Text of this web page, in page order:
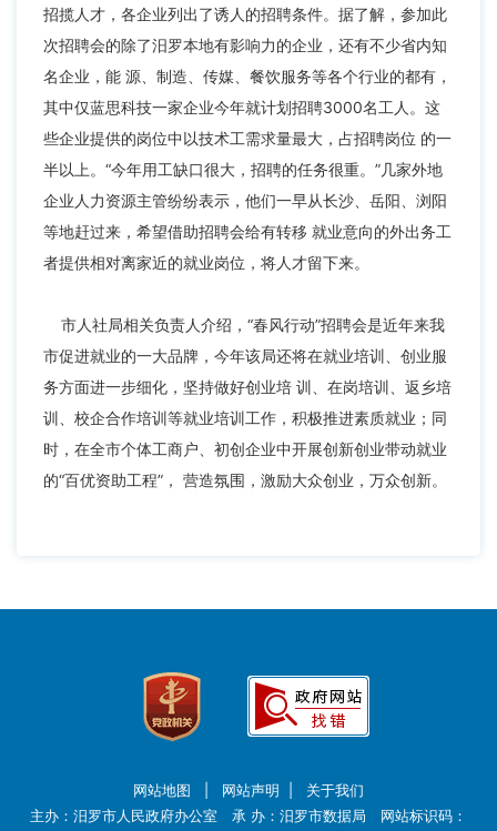
招揽人才，各企业列出了诱人的招聘条件。据了解，参加此
次招聘会的除了汨罗本地有影响力的企业，还有不少省内知
名企业，能 源、制造、传媒、餐饮服务等各个行业的都有，
其中仅蓝思科技一家企业今年就计划招聘3000名工人。这
些企业提供的岗位中以技术工需求量最大，占招聘岗位 的一
半以上。“今年用工缺口很大，招聘的任务很重。”几家外地
企业人力资源主管纷纷表示，他们一早从长沙、岳阳、浏阳
等地赶过来，希望借助招聘会给有转移 就业意向的外出务工
者提供相对离家近的就业岗位，将人才留下来。
市人社局相关负责人介绍，“春风行动”招聘会是近年来我
市促进就业的一大品牌，今年该局还将在就业培训、创业服
务方面进一步细化，坚持做好创业培 训、在岗培训、返乡培
训、校企合作培训等就业培训工作，积极推进素质就业；同
时，在全市个体工商户、初创企业中开展创新创业带动就业
的“百优资助工程”， 营造氛围，激励大众创业，万众创新。
网站地图 网站声明
关于我们
主办：汨罗市人民政府办公室 承 办：汨罗市数据局 网站标识码：